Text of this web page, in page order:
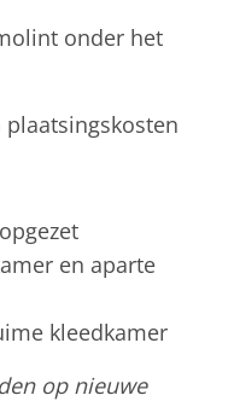
onder het
en aparte
kleedkamer
op nieuwe